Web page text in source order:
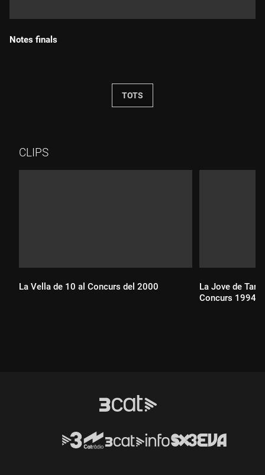
Notes finals
TOTS
CLIPS
La Vella de 10 al Concurs del 2000
La Jove de
Concurs 1994